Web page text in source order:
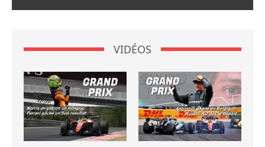
VIDÉOS